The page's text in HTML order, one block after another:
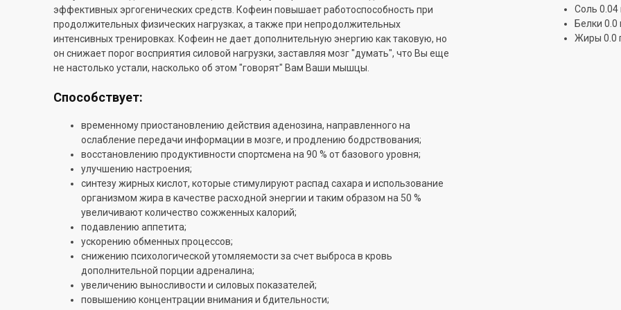
эффективных эргогенических средств. Кофеин повышает работоспособность при
продолжительных физических нагрузках, а также при непродолжительных
интенсивных тренировках. Кофеин не дает дополнительную энергию как таковую, но
он снижает порог восприятия силовой нагрузки, заставляя мозг "думать", что Вы еще
не настолько устали, насколько об этом "говорят" Вам Ваши мышцы.
Способствует:
временному приостановлению действия аденозина, направленного на
ослабление передачи информации в мозге, и продлению бодрствования;
восстановлению продуктивности спортсмена на 90 % от базового уровня;
улучшению настроения;
синтезу жирных кислот, которые стимулируют распад сахара и использование
организмом жира в качестве расходной энергии и таким образом на 50 %
увеличивают количество сожженных калорий;
подавлению аппетита;
ускорению обменных процессов;
снижению психологической утомляемости за счет выброса в кровь
дополнительной порции адреналина;
увеличению выносливости и силовых показателей;
повышению концентрации внимания и бдительности;
Соль 0.04
Белки 0.0
Жиры 0.0